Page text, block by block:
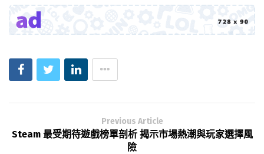
Previous Article
Steam 最受期待遊戲榜單剖析 揭示市場熱潮與玩家選擇風
險